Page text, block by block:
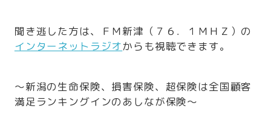
聞き逃した方は、ＦＭ新津（７６．１ＭＨＺ）の
インターネットラジオからも視聴できます。
～新潟の生命保険、損害保険、超保険は全国顧客
満足ランキングインのあしなが保険～